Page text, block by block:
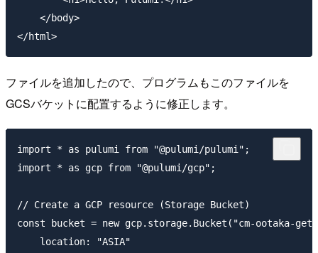
    </body>
ファイルを追加したので、プログラムもこのファイルを
GCSバケットに配置するように修正します。
import * as pulumi from "@pulumi/pulumi";
import * as gcp from "@pulumi/gcp";
// Create a GCP resource (Storage Bucket)
const bucket = new gcp.storage.Bucket("cm-ootaka-
    location: "ASIA"